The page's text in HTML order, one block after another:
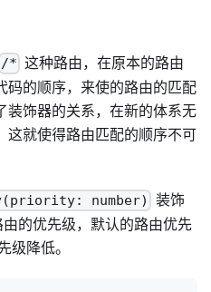
/* 这种路由，在原本的路由
码的顺序，来使的路由的匹配
装饰器的关系，在新的体系无
这就使得路由匹配的顺序不可
number)
装饰
的优先级，默认的路由优先
级降低。